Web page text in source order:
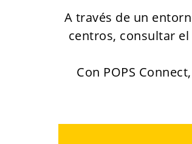
A través de un
centros, consultar
Con POPS